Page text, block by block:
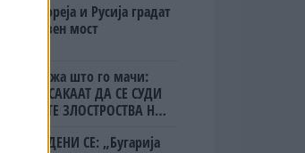
Кореја и Русија градат
мост
кажа што го мачи:
САКААТ ДА СЕ СУДИ
ВОЕНИТЕ ЗЛОСТРОСТВА НА
СЕ: „Бугарија